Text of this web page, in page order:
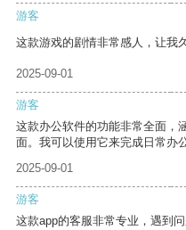
游客
这款游戏的剧情非常感人，让我
2025-09-01
游客
这款办公软件的功能非常全面，
面。我可以使用它来完成日常办
2025-09-01
游客
这款app的客服非常专业，遇到